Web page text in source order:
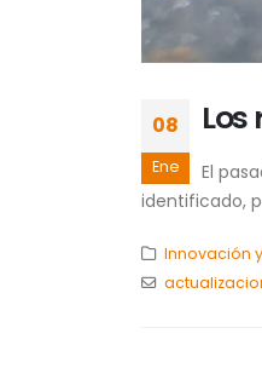
08
Ene
Los
El
identificado,
Innovación